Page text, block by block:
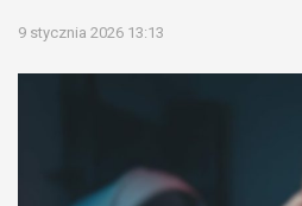
9 stycznia 2026 13:13